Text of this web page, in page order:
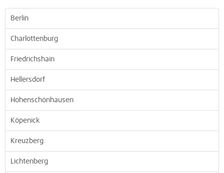
Berlin
Charlottenburg
Friedrichshain
Hellersdorf
Hohenschönhausen
Köpenick
Kreuzberg
Lichtenberg